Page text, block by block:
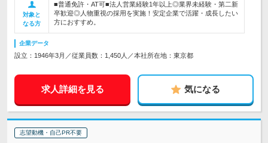
対象と
なる方
■普通免許・AT可■法人営業経験1年以上◎業界未経験・第二新
卒歓迎◎人物重視の採用を実施！安定企業で活躍・成長したい
方におすすめ。
企業データ
設立：1946年3月／従業員数：1,450人／本社所在地：東京都
求人詳細を見る 気になる
志望動機・自己PR不要